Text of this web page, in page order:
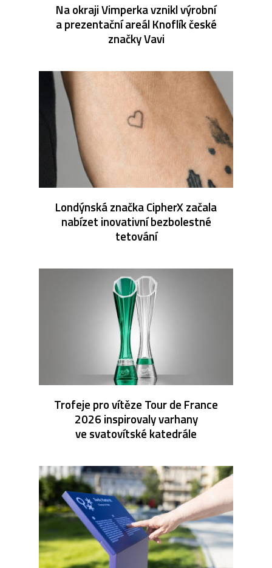
Na okraji Vimperka vznikl výrobní
a prezentační areál Knoflík české
značky Vavi
Londýnská značka CipherX začala
nabízet inovativní bezbolestné
tetování
Trofeje pro vítěze Tour de France
2026 inspirovaly varhany
ve svatovítské katedrále